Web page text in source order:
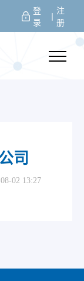
登
录
注
册
司
02 13:27